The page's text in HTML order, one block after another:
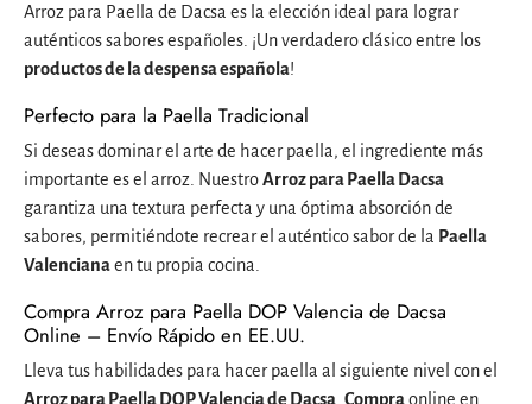
Arroz para Paella de Dacsa es la elección ideal para lograr
auténticos sabores españoles. ¡Un verdadero clásico entre los
productos de la despensa española!
Perfecto para la Paella Tradicional
Si deseas dominar el arte de hacer paella, el ingrediente más
importante es el arroz. NuestroArroz para Paella Dacsa
garantiza una textura perfecta y una óptima absorción de
sabores, permitiéndote recrear el auténtico sabor de la Paella
Valencianaen tu propia cocina.
Compra Arroz para Paella DOP Valencia de Dacsa
Online – Envío Rápido en EE.UU.
Lleva tus habilidades para hacer paella al siguiente nivel con el
Arroz para Paella DOP Valencia de Dacsa Compraonline en